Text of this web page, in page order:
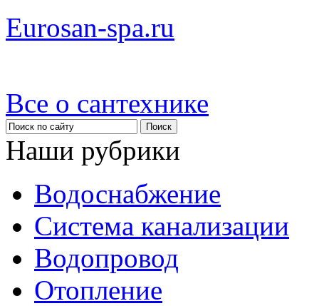
Eurosan-spa.ru
Все о сантехнике
Наши рубрики
Водоснабжение
Система канализации
Водопровод
Отопление